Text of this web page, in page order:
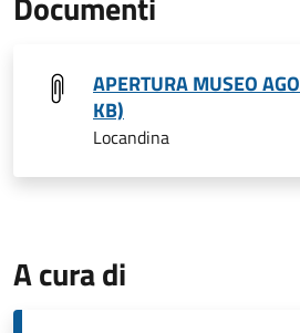
APERTURA MUSEO
KB)
Locandina
A cura di